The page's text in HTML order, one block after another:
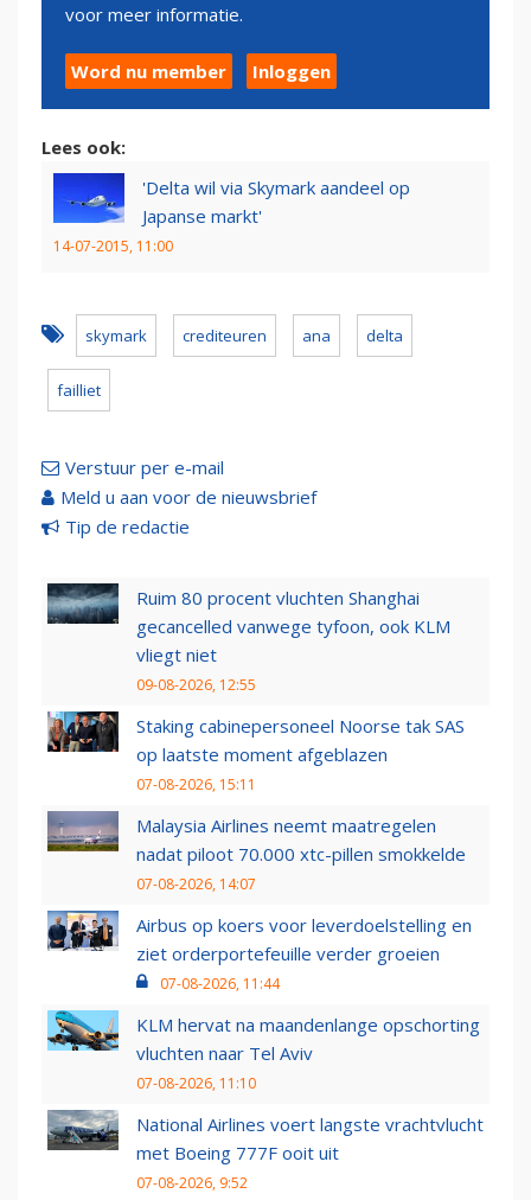
voor meer informatie.
Word nu member Inloggen
Lees ook:
'Delta wil via Skymark aandeel op
Japanse markt'
14-07-2015, 11:00
skymark crediteuren ana delta
failliet
Verstuur per e-mail
Meld u aan voor de nieuwsbrief
Tip de redactie
Ruim 80 procent vluchten Shanghai
gecancelled vanwege tyfoon, ook KLM
vliegt niet
09-08-2026, 12:55
Staking cabinepersoneel Noorse tak SAS
op laatste moment afgeblazen
07-08-2026, 15:11
Malaysia Airlines neemt maatregelen
nadat piloot 70.000 xtc-pillen smokkelde
07-08-2026, 14:07
Airbus op koers voor leverdoelstelling en
ziet orderportefeuille verder groeien
07-08-2026, 11:44
KLM hervat na maandenlange opschorting
vluchten naar Tel Aviv
07-08-2026, 11:10
National Airlines voert langste vrachtvlucht
met Boeing 777F ooit uit
07-08-2026, 9:52